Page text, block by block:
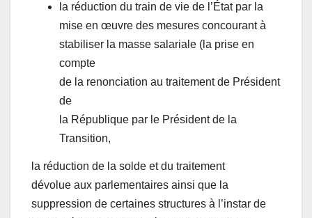
la réduction du train de vie de l’État par la
mise en œuvre des mesures concourant à
stabiliser la masse salariale (la prise en
compte
de la renonciation au traitement de Président
de
la République par le Président de la
Transition,
la réduction de la solde et du traitement
dévolue aux parlementaires ainsi que la
suppression de certaines structures à l’instar de